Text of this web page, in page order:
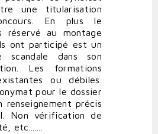
une titularisation
En plus le
réservé au montage
ont participé est un
scandale dans son
Les formations
ou débiles.
pour le dossier
renseignement précis
Non vérification de
etc.......